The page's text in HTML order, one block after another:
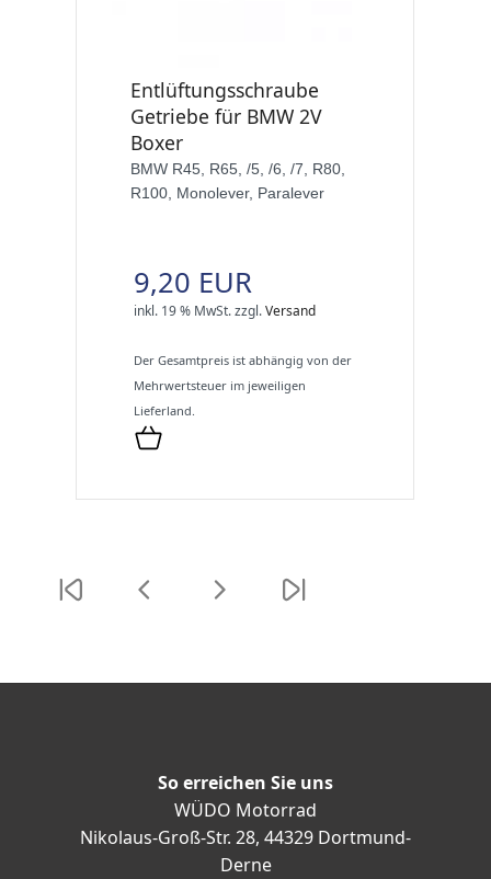
Entlüftungsschraube
Getriebe für BMW 2V
Boxer
BMW R45, R65, /5, /6, /7, R80,
R100, Monolever, Paralever
9,20 EUR
inkl. 19 % MwSt.zzgl.Versand
Der Gesamtpreis ist abhängig von der
Mehrwertsteuer im jeweiligen
Lieferland.
So erreichen Sie uns
WÜDO Motorrad
Nikolaus-Groß-Str. 28, 44329 Dortmund-
Derne